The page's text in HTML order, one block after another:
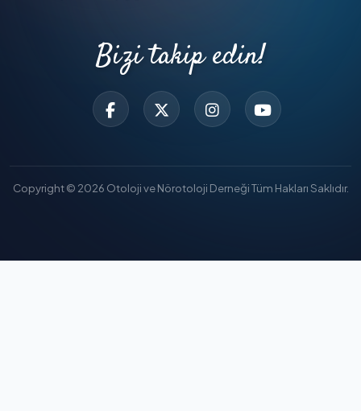
Bizi takip edin!
Copyright © 2026 Otoloji ve Nörotoloji Derneği Tüm Hakları Saklıdır.